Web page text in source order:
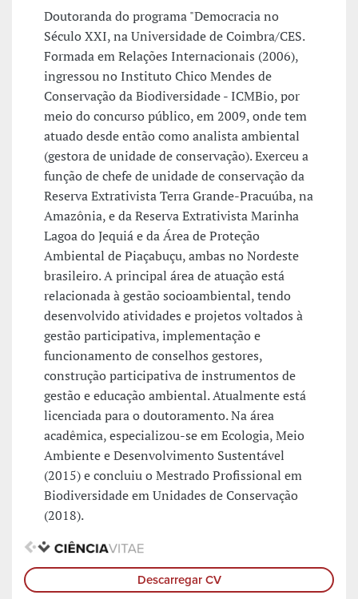
Doutoranda do programa "Democracia no
Século XXI, na Universidade de Coimbra/CES.
Formada em Relações Internacionais (2006),
ingressou no Instituto Chico Mendes de
Conservação da Biodiversidade - ICMBio, por
meio do concurso público, em 2009, onde tem
atuado desde então como analista ambiental
(gestora de unidade de conservação). Exerceu a
função de chefe de unidade de conservação da
Reserva Extrativista Terra Grande-Pracuúba, na
Amazônia, e da Reserva Extrativista Marinha
Lagoa do Jequiá e da Área de Proteção
Ambiental de Piaçabuçu, ambas no Nordeste
brasileiro. A principal área de atuação está
relacionada à gestão socioambiental, tendo
desenvolvido atividades e projetos voltados à
gestão participativa, implementação e
funcionamento de conselhos gestores,
construção participativa de instrumentos de
gestão e educação ambiental. Atualmente está
licenciada para o doutoramento. Na área
acadêmica, especializou-se em Ecologia, Meio
Ambiente e Desenvolvimento Sustentável
(2015) e concluiu o Mestrado Profissional em
Biodiversidade em Unidades de Conservação
(2018).
Descarregar CV